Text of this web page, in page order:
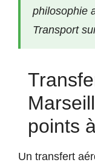
philosophie
Transport
points
Un transfert